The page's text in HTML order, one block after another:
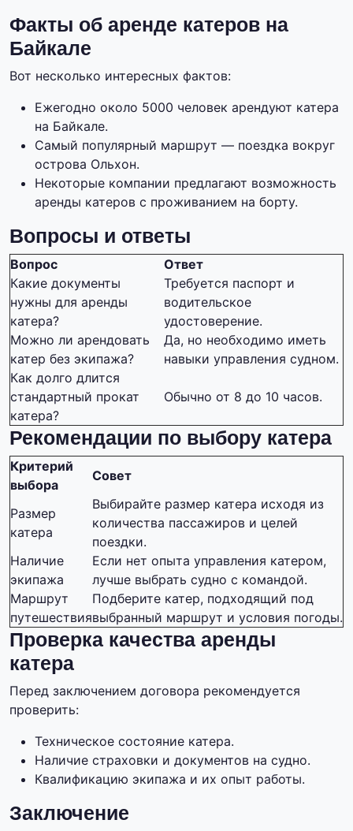
Факты об аренде катеров на
Байкале
Вот несколько интересных фактов:
Ежегодно около 5000 человек арендуют катера
на Байкале.
Самый популярный маршрут — поездка вокруг
острова Ольхон.
Некоторые компании предлагают возможность
аренды катеров с проживанием на борту.
Вопросы и ответы
Вопрос
Ответ
Какие документы
нужны для аренды
катера?
Требуется паспорт и
водительское
удостоверение.
Можно ли арендовать
катер без экипажа?
Да, но необходимо иметь
навыки управления судном.
Как долго длится
стандартный прокат
катера?
Обычно от 8 до 10 часов.
Рекомендации по выбору катера
Критерий
выбора
Совет
Размер
катера
Выбирайте размер катера исходя из
количества пассажиров и целей
поездки.
Наличие
экипажа
Если нет опыта управления катером,
лучше выбрать судно с командой.
Маршрут
путешествия
Подберите катер, подходящий под
выбранный маршрут и условия погоды.
Проверка качества аренды
катера
Перед заключением договора рекомендуется
проверить:
Техническое состояние катера.
Наличие страховки и документов на судно.
Квалификацию экипажа и их опыт работы.
Заключение